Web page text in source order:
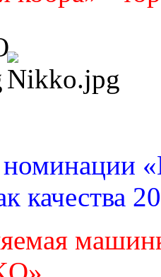
номинации
качества